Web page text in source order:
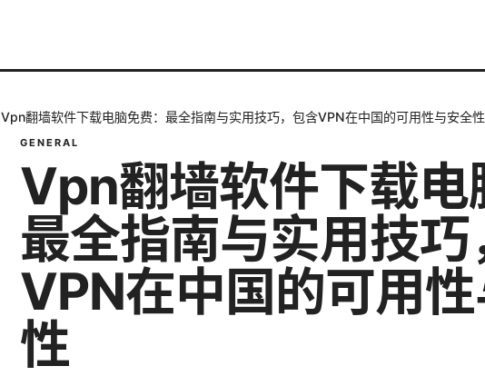
Vpn翻墙软件下载电脑免费：最全指南与实用技巧，包含VPN在中国的可用性与安全性
GENERAL
Vpn翻墙软件下载电
最全指南与实用技
VPN在中国的可用
性